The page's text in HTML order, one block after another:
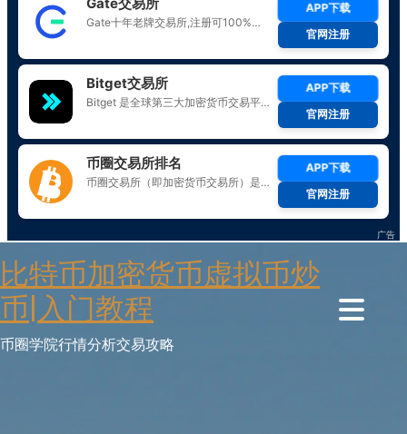
to
content
比特币加密货币虚拟币炒
币|入门教程
币圈学院行情分析交易攻略